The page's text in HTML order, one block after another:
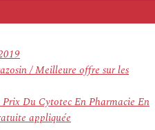
/ Meilleure offre sur les
Du Cytotec En Pharmacie En
appliquée